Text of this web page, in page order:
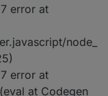
error at
node_
error at
at Codegen